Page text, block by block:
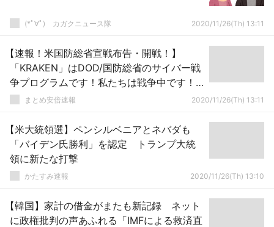
(*ﾟ∀ﾟ)ゞカガクニュース隊 2020/11/26(Th) 13:11
【速報！米国防総省宣戦布告・開戦！】
「KRAKEN」はDOD/国防総省のサイバー戦
争プログラムです！私たちは戦争中です！
「Kraken」は国防総省が運営し不正行為の
まとめ安倍速報 2020/11/26(Th) 13:11
【米大統領選】ペンシルベニアとネバダも
「バイデン氏勝利」を認定 トランプ大統
領に新たな打撃
かたすみ速報 2020/11/26(Th) 13:10
【韓国】家計の借金がまたも新記録 ネット
に政権批判の声あふれる「IMFによる救済直